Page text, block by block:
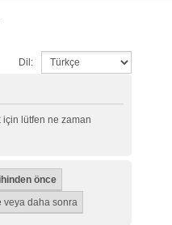
Dil:
için lütfen ne zaman